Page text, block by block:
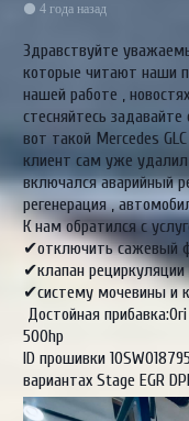
4 года назад
Здравствуйте
которые читают наши
нашей работе ,
стесняйтесь
вот такой Mercedes GLC
клиент сам уже
включался аварийный
регенерация ,
К нам обратился с
✔отключить сажевый
✔клапан рециркуляции
✔систему мочевины и
Достойная
500hp
ID прошивки
вариантах Stage EGR